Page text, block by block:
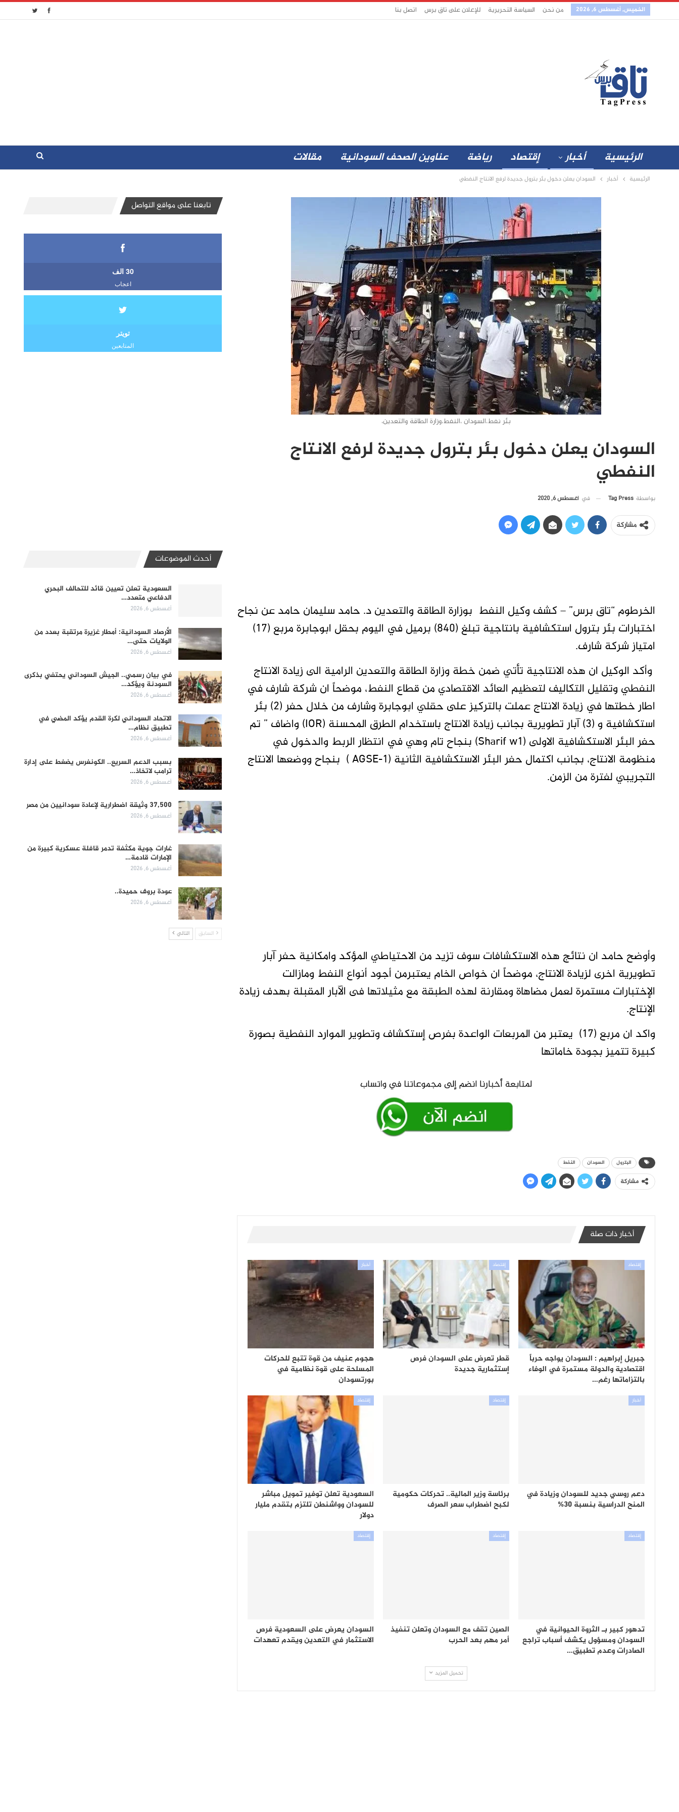
الخميس, أغسطس 6, 2026 من نحن السياسة التحريرية للإعلان على تاق برس اتصل بنا
الرئيسية أخبار إقتصاد رياضة عناوين الصحف السودانية مقالات
الرئيسية أخبار السودان يعلن دخول بئر بترول جديدة لرفع الانتاج النفطي
بئر نفط،السودان ،النفط،وزارة الطاقة والتعدين،
السودان يعلن دخول بئر بترول جديدة لرفع الانتاج
النفطي
بواسطة Tag Press في أغسطس 6, 2020
مشاركة
الخرطوم “تاق برس” – كشف وكيل النفط بوزارة الطاقة والتعدين د. حامد سليمان حامد عن نجاح
اختبارات بئر بترول استكشافية بانتاجية تبلغ (840) برميل في اليوم بحقل ابوجابرة مربع (17)
امتياز شركة شارف.
وأكد الوكيل ان هذه الانتاجية تأتي ضمن خطة وزارة الطاقة والتعدين الرامية الى زيادة الانتاج
النفطي وتقليل التكاليف لتعظيم العائد الاقتصادي من قطاع النفط، موضحاً ان شركة شارف في
اطار خطتها في زيادة الانتاج عملت بالتركيز على حقلي ابوجابرة وشارف من خلال حفر (2) بئر
استكشافية و (3) آبار تطويرية بجانب زيادة الانتاج باستخدام الطرق المحسنة (IOR) واضاف ” تم
حفر البئر الاستكشافية الاولى (Sharif w1) بنجاح تام وهي في انتظار الربط والدخول في
منظومة الانتاج، بجانب اكتمال حفر البئر الاستكشافية الثانية (AGSE-1 ) بنجاح ووضعها الانتاج
التجريبي لفترة من الزمن.
وأوضح حامد ان نتائج هذه الاستكشافات سوف تزيد من الاحتياطي المؤكد وامكانية حفر آبار
تطويرية اخرى لزيادة الانتاج، موضحاً ان خواص الخام يعتبرمن أجود أنواع النفط ومازالت
الإختبارات مستمرة لعمل مضاهاة ومقارنة لهذه الطبقة مع مثيلاتها فى الآبار المقبلة بهدف زيادة
الإنتاج.
واكد ان مربع (17) يعتبر من المربعات الواعدة بفرص إستكشاف وتطوير الموارد النفطية بصورة
كبيرة تتميز بجودة خاماتها
البترول السودان النفط
مشاركة
أخبار ذات صلة
إقتصاد
جبريل إبراهيم : السودان يواجه حرباً
اقتصادية والدولة مستمرة في الوفاء
بالتزاماتها رغم…
إقتصاد
قطر تعرض على السودان فرص
إستثمارية جديدة
أخبار
هجوم عنيف من قوة تتبع للحركات
المسلحة على قوة نظامية في
بورتسودان
أخبار
دعم روسي جديد للسودان وزيادة في
المنح الدراسية بنسبة 30%
إقتصاد
برئاسة وزير المالية.. تحركات حكومية
لكبح اضطراب سعر الصرف
إقتصاد
السعودية تعلن توفير تمويل مباشر
للسودان وواشنطن تلتزم بتقدم مليار
دولار
إقتصاد
تدهور كبير بـ الثروة الحيوانية في
السودان ومسؤول يكشف أسباب تراجع
الصادرات وعدم تطبيق…
إقتصاد
الصين تقف مع السودان وتعلن تنفيذ
أمر مهم بعد الحرب
إقتصاد
السودان يعرض على السعودية فرص
الاستثمار في التعدين ويقدم تعهدات
تحميل المزيد
تابعنا على مواقع التواصل
30 الف
اعجاب
تويتر
المتابعين
أحدث الموضوعات
السعودية تعلن تعيين قائد للتحالف البحري
الدفاعي متعدد…
أغسطس 6, 2026
الأرصاد السودانية: أمطار غزيرة مرتقبة بعدد من
الولايات حتى…
أغسطس 6, 2026
في بيان رسمي.. الجيش السوداني يحتفي بذكرى
السودنة ويؤكد…
أغسطس 6, 2026
الاتحاد السوداني لكرة القدم يؤكد المضي في
تطبيق نظام…
أغسطس 6, 2026
بسبب الدعم السريع.. الكونغرس يضغط على إدارة
ترامب لاتخاذ…
أغسطس 6, 2026
37,500 وثيقة اضطرارية لإعادة سودانيين من مصر
أغسطس 6, 2026
غارات جوية مكثفة تدمر قافلة عسكرية كبيرة من
الإمارات قادمة…
أغسطس 6, 2026
عودة بروف حميدة..
أغسطس 6, 2026
السابق التالي